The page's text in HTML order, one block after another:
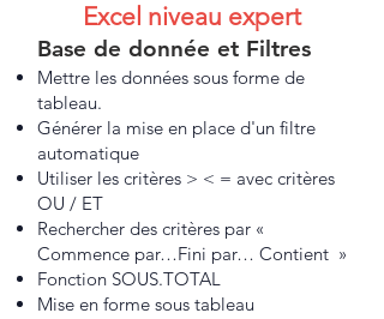
Excel niveau expert
Base de donnée et Filtres
Mettre les données sous forme de
tableau.
Générer la mise en place d'un filtre
automatique
Utiliser les critères > < = avec critères
OU / ET
Rechercher des critères par «
Commence par…Fini par… Contient »
Fonction SOUS.TOTAL
Mise en forme sous tableau